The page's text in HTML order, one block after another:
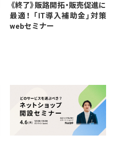
《終了》販路開拓・販売促進に
最適！ 「IT導入補助金」対策
webセミナー